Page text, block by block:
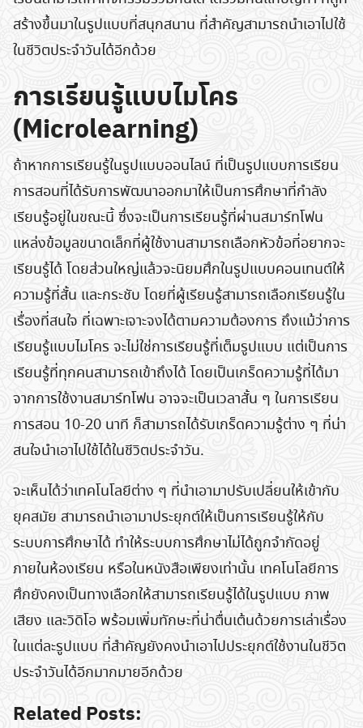
for:
สร้างขึ้นมาในรูปแบบที่สนุกสนาน ที่สำคัญสามารถนำเอาไปใช้
ในชีวิตประจำวันได้อีกด้วย
การเรียนรู้แบบไมโคร
(Microlearning)
ถ้าหากการเรียนรู้ในรูปแบบออนไลน์ ที่เป็นรูปแบบการเรียน
การสอนที่ได้รับการพัฒนาออกมาให้เป็นการศึกษาที่กำลัง
เรียนรู้อยู่ในขณะนี้ ซึ่งจะเป็นการเรียนรู้ที่ผ่านสมาร์ทโฟน
แหล่งข้อมูลขนาดเล็กที่ผู้ใช้งานสามารถเลือกหัวข้อที่อยากจะ
เรียนรู้ได้ โดยส่วนใหญ่แล้วจะนิยมศึกในรูปแบบคอนเทนต์ให้
ความรู้ที่สั้น และกระชับ โดยที่ผู้เรียนรู้สามารถเลือกเรียนรู้ใน
เรื่องที่สนใจ ที่เฉพาะเจาะจงได้ตามความต้องการ ถึงแม้ว่าการ
เรียนรู้แบบไมโคร จะไม่ใช่การเรียนรู้ที่เต็มรูปแบบ แต่เป็นการ
เรียนรู้ที่ทุกคนสามารถเข้าถึงได้ โดยเป็นเกร็ดความรู้ที่ได้มา
จากการใช้งานสมาร์ทโฟน อาจจะเป็นเวลาสั้น ๆ ในการเรียน
การสอน 10-20 นาที ก็สามารถได้รับเกร็ดความรู้ต่าง ๆ ที่น่า
สนใจนำเอาไปใช้ได้ในชีวิตประจำวัน.
จะเห็นได้ว่าเทคโนโลยีต่าง ๆ ที่นำเอามาปรับเปลี่ยนให้เข้ากับ
ยุคสมัย สามารถนำเอามาประยุกต์ให้เป็นการเรียนรู้ให้กับ
ระบบการศึกษาได้ ทำให้ระบบการศึกษาไม่ได้ถูกจำกัดอยู่
ภายในห้องเรียน หรือในหนังสือเพียงเท่านั้น เทคโนโลยีการ
ศึกยังคงเป็นทางเลือกให้สามารถเรียนรู้ได้ในรูปแบบ ภาพ
เสียง และวิดิโอ พร้อมเพิ่มทักษะที่น่าตื่นเต้นด้วยการเล่าเรื่อง
ในแต่ละรูปแบบ ที่สำคัญยังคงนำเอาไปประยุกต์ใช้งานในชีวิต
ประจำวันได้อีกมากมายอีกด้วย
Related Posts: